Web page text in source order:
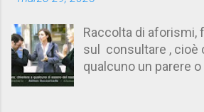
ammettere l'idea del
rende un marito
(Charles Fourier)
ca. 1808 (postumo
Raccolta di aforismi,
sul consultare , cioè
qualcuno un parere
fanno riferimento